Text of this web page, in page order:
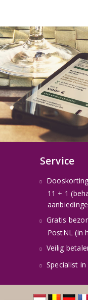
Service
11 + 1
Gratis
PostNL (in
Veilig
Specialist